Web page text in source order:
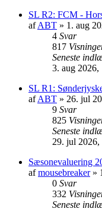
SL R2: FCM -
afABT » 1. aug
4 Svar
817
Seneste
3. aug 2026,
SL R1:
afABT » 26. jul
9 Svar
825
Seneste
29. jul 2026,
Sæsonevaluering
afmousebreaker»
0 Svar
332
Seneste